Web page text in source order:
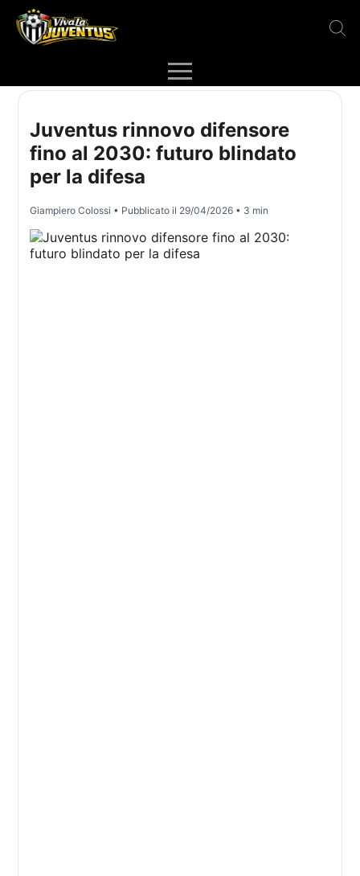
Juventus rinnovo difensore
fino al 2030: futuro blindato
per la difesa
Giampiero Colossi • Pubblicato il 29/04/2026 • 3 min